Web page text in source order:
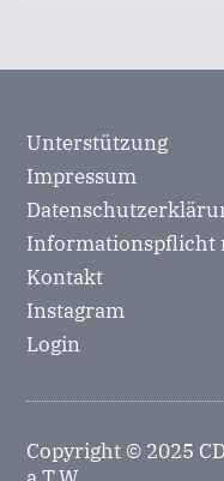
Unterstützung
Impressum
Informationspflicht
Kontakt
Instagram
Login
Copyright © 2025